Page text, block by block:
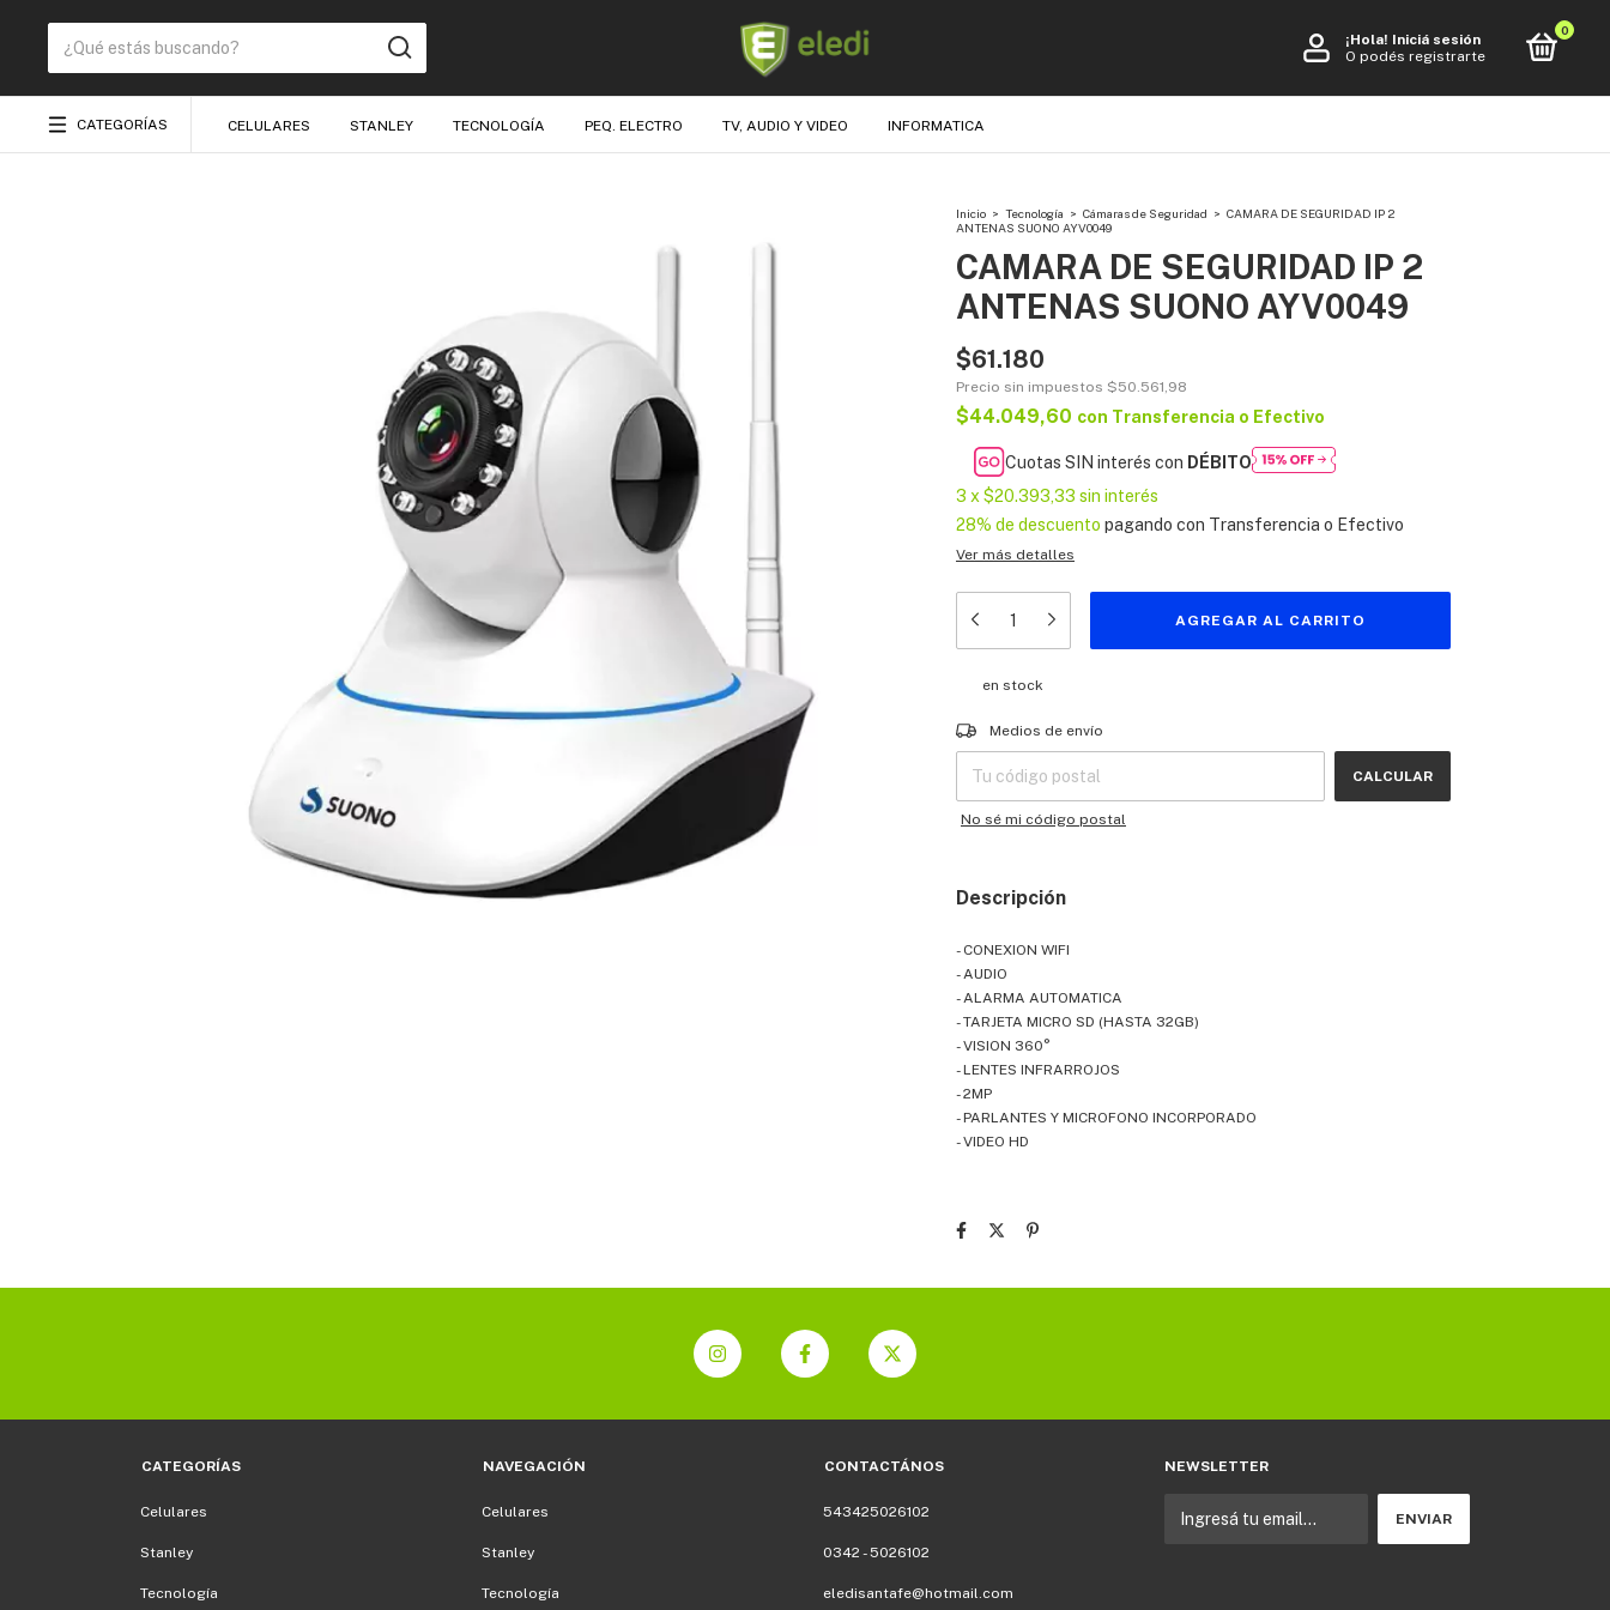
¡Hola! Iniciá sesión
O podés registrarte
0
CATEGORÍAS CELULARES STANLEY TECNOLOGÍA PEQ. ELECTRO TV, AUDIO Y VIDEO INFORMATICA
Inicio > Tecnología > Cámaras de Seguridad > CAMARA DE SEGURIDAD IP 2
ANTENAS SUONO AYV0049
CAMARA DE SEGURIDAD IP 2
ANTENAS SUONO AYV0049
$61.180
Precio sin impuestos $50.561,98
$44.049,60 con Transferencia o Efectivo
Cuotas SIN interés con DÉBITO
3 x $20.393,33 sin interés
28% de descuento pagando con Transferencia o Efectivo
Ver más detalles
en stock
Entregas para el CP:
Medios de envío
CALCULAR
No sé mi código postal
Descripción
- CONEXION WIFI
- AUDIO
- ALARMA AUTOMATICA
- TARJETA MICRO SD (HASTA 32GB)
- VISION 360°
- LENTES INFRARROJOS
- 2MP
- PARLANTES Y MICROFONO INCORPORADO
- VIDEO HD
CATEGORÍAS
Celulares
Stanley
Tecnología
NAVEGACIÓN
Celulares
Stanley
Tecnología
CONTACTÁNOS
543425026102
0342 - 5026102
eledisantafe@hotmail.com
NEWSLETTER